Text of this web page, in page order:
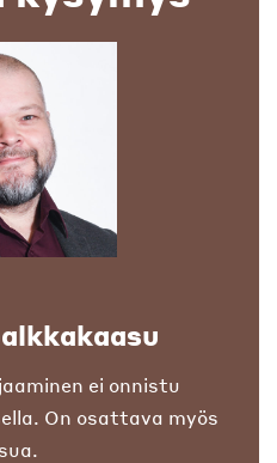
ei onnistu
On osattava myös